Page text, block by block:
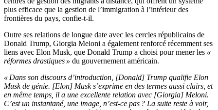
plus efficace que la gestion de l’immigration à l’intérieur des
frontières du pays, confie-t-il.
Outre ses relations de longue date avec les cercles républicains de
Donald Trump, Giorgia Meloni a également renforcé récemment ses
liens avec Elon Musk, que Donald Trump a choisi pour mener les «
réformes drastiques » du gouvernement américain.
« Dans son discours d’introduction, [Donald] Trump qualifie Elon
Musk de génie. [Elon] Musk s’exprime en des termes aussi clairs, et
en même temps, il a une excellente relation avec [Giorgia] Meloni.
C’est un instantané, une image, n’est-ce pas ? La suite reste à voir,